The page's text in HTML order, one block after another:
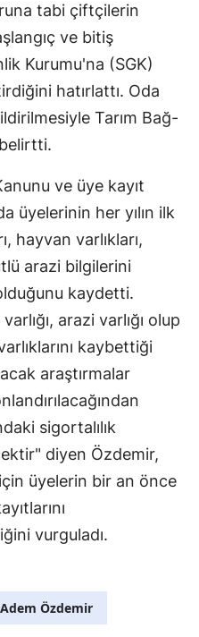
Çorum
Denizli
Diyarbakır
Edirne
Erzincan
Erzurum
Eskişehir
Gaziantep
Giresun
Gümüşhane
Hakkari
Hatay
Mersin
İzmir
tabi çiftçilerin
ve bitiş
Kurumu'na (SGK)
hatırlattı. Oda
Tarım Bağ-
belirtti.
ve üye kayıt
üyelerinin her yılın ilk
hayvan varlıkları,
arazi bilgilerini
kaydetti.
arazi varlığı olup
kaybettiği
araştırmalar
sigortalılık
diyen Özdemir,
üyelerin bir an önce
vurguladı.
Özdemir